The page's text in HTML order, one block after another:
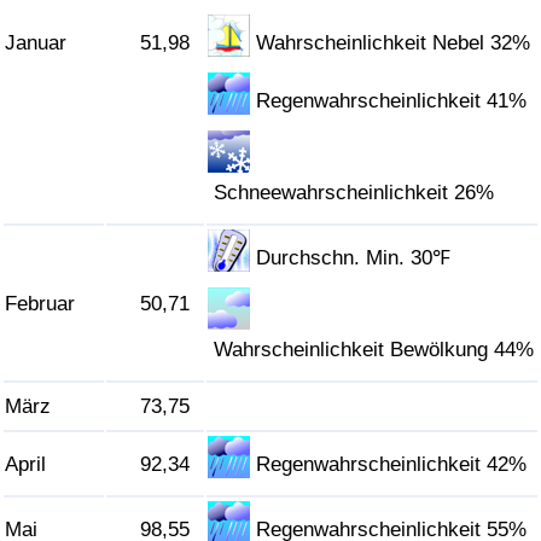
Januar 51,98 Wahrscheinlichkeit Nebel 32%
Regenwahrscheinlichkeit 41%
Schneewahrscheinlichkeit 26%
Februar 50,71
Durchschn. Min. 30℉
Wahrscheinlichkeit Bewölkung 44%
März 73,75
April 92,34 Regenwahrscheinlichkeit 42%
Mai 98,55 Regenwahrscheinlichkeit 55%
Verschmutzungsindex
Umweltverschmutzungs-Index nach Land
Verkehrs-Index (aktuell)
Verkehrs-Index nach Land